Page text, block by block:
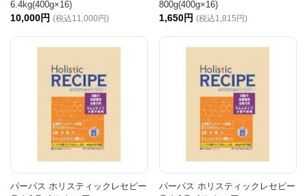
6.4kg(400g×16)
10,000円 (税込11,000円)
800g(400g×16)
1,650円 (税込1,815円)
パーパス ホリスティックレセピー
パーパス ホリスティックレセピー